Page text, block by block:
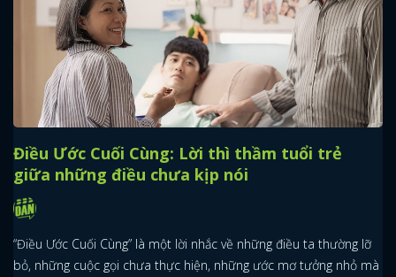
Điều Ước Cuối Cùng: Lời thì thầm tuổi trẻ
giữa những điều chưa kịp nói
“Điều Ước Cuối Cùng” là một lời nhắc về những điều ta thường lỡ
bỏ, những cuộc gọi chưa thực hiện, những ước mơ tưởng nhỏ mà